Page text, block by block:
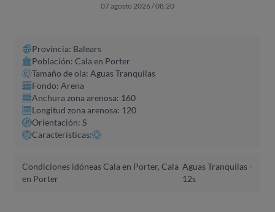
07 agosto 2026 / 08:20
Provincia: Balears
Población: Cala en Porter
Tamaño de ola: Aguas Tranquilas
Fondo: Arena
Anchura zona arenosa: 160
Longitud zona arenosa: 120
Orientación: S
Características:
Condiciones idóneas Cala en Porter, Cala
en Porter
Aguas Tranquilas -
12s